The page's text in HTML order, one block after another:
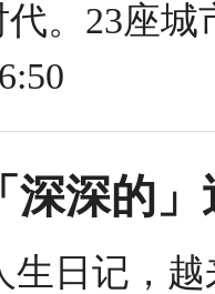
。23座城
深深的
生日记，